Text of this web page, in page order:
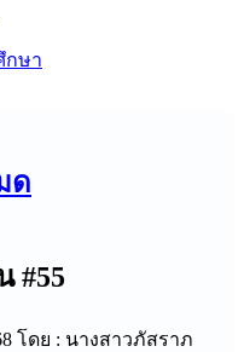
กษา
ด
#55
โดย : นางสาวภัสราภ